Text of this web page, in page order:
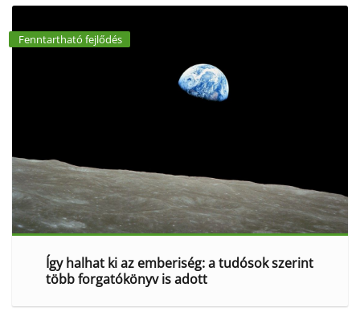
Fenntartható fejlődés
Így halhat ki az emberiség: a tudósok szerint
több forgatókönyv is adott